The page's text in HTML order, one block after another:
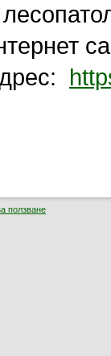
ползване